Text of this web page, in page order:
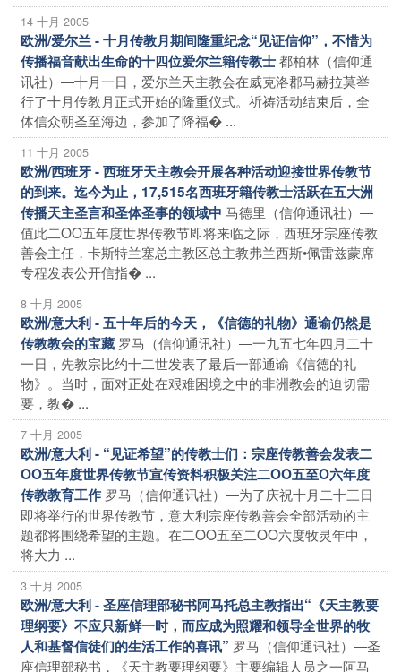
14 十月 2005
欧洲/爱尔兰 - 十月传教月期间隆重纪念“见证信仰”，不惜为
传播福音献出生命的十四位爱尔兰籍传教士都柏林（信仰通
讯社）―十月一日，爱尔兰天主教会在威克洛郡马赫拉莫举
行了十月传教月正式开始的隆重仪式。祈祷活动结束后，全
体信众朝圣至海边，参加了降福� ...
11 十月 2005
欧洲/西班牙 - 西班牙天主教会开展各种活动迎接世界传教节
的到来。迄今为止，17,515名西班牙籍传教士活跃在五大洲
传播天主圣言和圣体圣事的领域中 马德里（信仰通讯社）―
值此二OO五年度世界传教节即将来临之际，西班牙宗座传教
善会主任，卡斯特兰塞总主教区总主教弗兰西斯•佩雷兹蒙席
专程发表公开信指� ...
8 十月 2005
欧洲/意大利 - 五十年后的今天，《信德的礼物》通谕仍然是
传教教会的宝藏 罗马（信仰通讯社）―一九五七年四月二十
一日，先教宗比约十二世发表了最后一部通谕《信德的礼
物》。当时，面对正处在艰难困境之中的非洲教会的迫切需
要，教� ...
7 十月 2005
欧洲/意大利 - “见证希望”的传教士们：宗座传教善会发表二
OO五年度世界传教节宣传资料积极关注二OO五至O六年度
传教教育工作 罗马（信仰通讯社）―为了庆祝十月二十三日
即将举行的世界传教节，意大利宗座传教善会全部活动的主
题都将围绕希望的主题。在二OO五至二OO六度牧灵年中，
将大力 ...
3 十月 2005
欧洲/意大利 - 圣座信理部秘书阿马托总主教指出“《天主教要
理纲要》不应只新鲜一时，而应成为照耀和领导全世界的牧
人和基督信徒们的生活工作的喜讯” 罗马（信仰通讯社）―圣
座信理部秘书，《天主教要理纲要》主要编辑人员之一阿马